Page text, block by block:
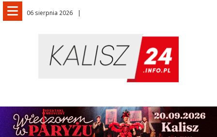
06 sierpnia 2026